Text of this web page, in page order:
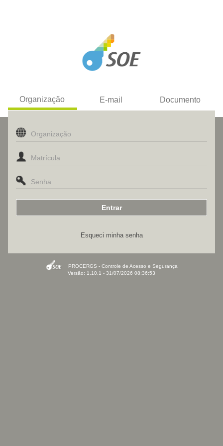
Organização E-mail Documento
Esqueci minha senha
PROCERGS - Controle de Acesso e Segurança
Versão: 1.10.1 - 31/07/2026 08:36:53